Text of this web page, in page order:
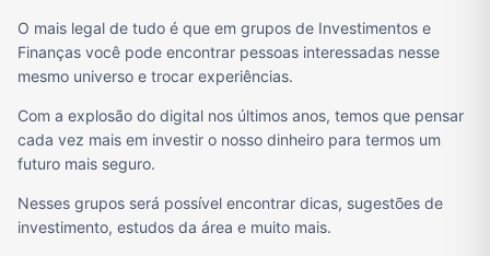
O mais legal de tudo é que em grupos de Investimentos e
Finanças você pode encontrar pessoas interessadas nesse
mesmo universo e trocar experiências.
Com a explosão do digital nos últimos anos, temos que pensar
cada vez mais em investir o nosso dinheiro para termos um
futuro mais seguro.
Nesses grupos será possível encontrar dicas, sugestões de
investimento, estudos da área e muito mais.